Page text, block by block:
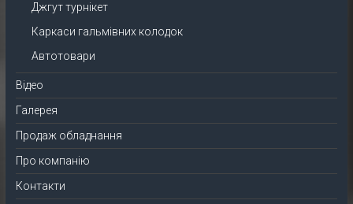
Джгут турнікет
Каркаси гальмівних колодок
Автотовари
Відео
Галерея
Продаж обладнання
Про компанію
Контакти